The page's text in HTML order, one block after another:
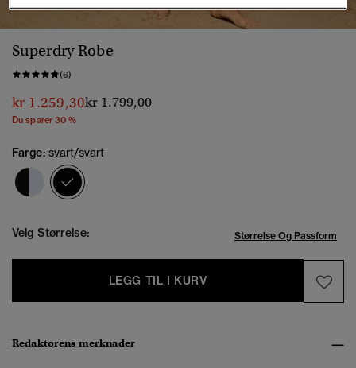
Superdry Robe
(6)
kr 1.259,30Pris nedsatt fra
kr 1.799,00til
Du sparer 30 %
Farge: svart/svart
Velg Størrelse: Størrelse Og Passform
LEGG TIL I KURV
Redaktørens merknader